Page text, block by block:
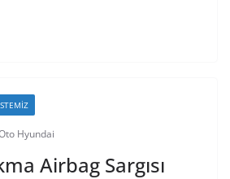
Hyundai
Airbag Sargısı